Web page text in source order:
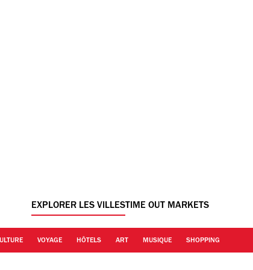
EXPLORER LES VILLESTIME OUT MARKETS
VOYAGE HÔTELS ART MUSIQUE SHOPPING